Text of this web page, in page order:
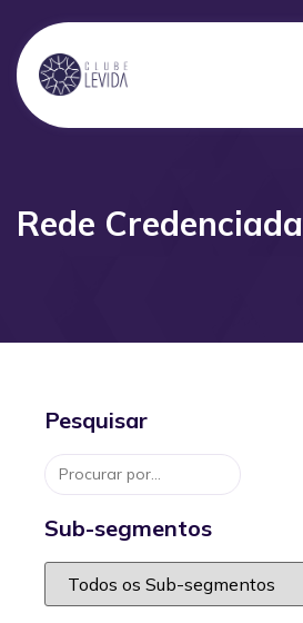
Rede Credenciada
Pesquisar
Sub-segmentos